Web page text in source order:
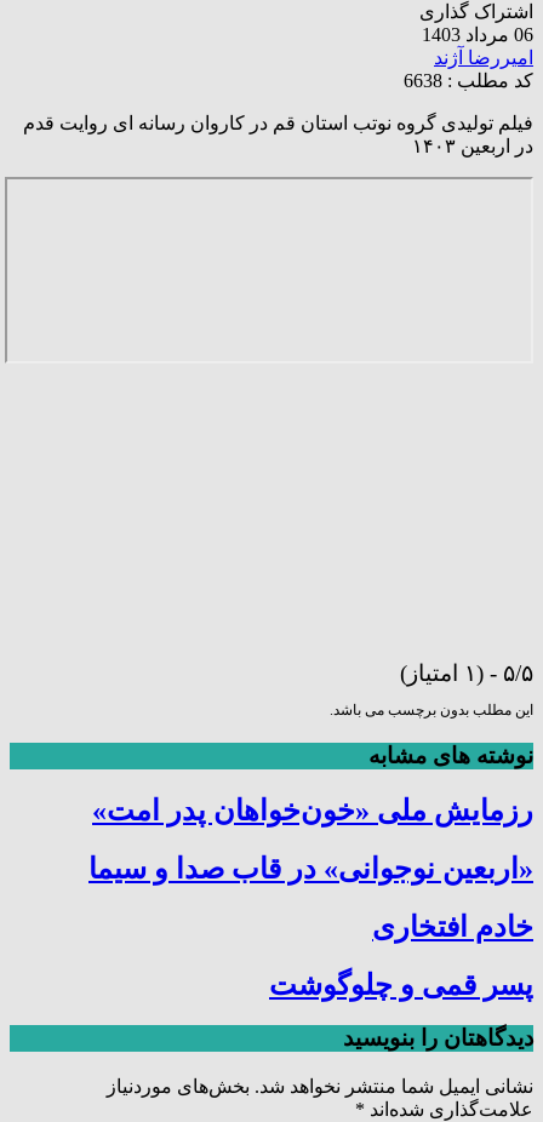
اشتراک گذاری
06 مرداد 1403
امیررضا آژند
کد مطلب : 6638
فیلم تولیدی گروه نوتب استان قم در کاروان رسانه ای روایت قدم
در اربعین ۱۴۰۳
۵/۵ - (۱ امتیاز)
این مطلب بدون برچسب می باشد.
نوشته های مشابه
رزمایش ملی «خون‌خواهان پدر امت»
«اربعین نوجوانی» در قاب صدا و سیما
خادم افتخاری
پسر قمی و چلوگوشت
دیدگاهتان را بنویسید
نشانی ایمیل شما منتشر نخواهد شد. بخش‌های موردنیاز
علامت‌گذاری شده‌اند *